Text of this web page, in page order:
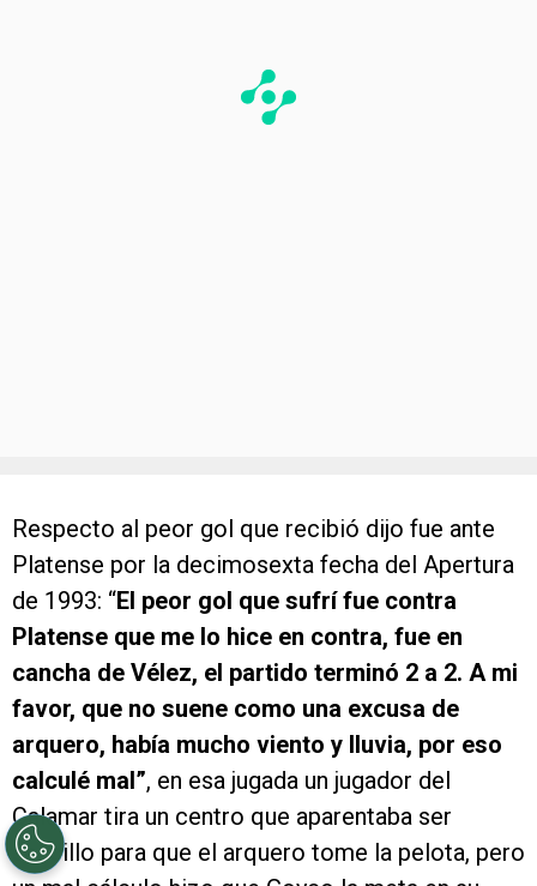
Respecto al peor gol que recibió dijo fue ante
Platense por la decimosexta fecha del Apertura
de 1993: “El peor gol que sufrí fue contra
Platense que me lo hice en contra, fue en
cancha de Vélez, el partido terminó 2 a 2. A mi
favor, que no suene como una excusa de
arquero, había mucho viento y lluvia, por eso
calculé mal”, en esa jugada un jugador del
Calamar tira un centro que aparentaba ser
sencillo para que el arquero tome la pelota, pero